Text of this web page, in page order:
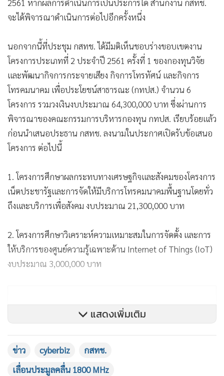
2561 หากผลการดำเนินการเป็นประการใด สำนักงาน กสทช.
จะได้พิจารณาดำเนินการต่อไปอีกครั้งหนึ่ง
นอกจากนี้ที่ประชุม กสทช. ได้มีมติเห็นชอบร่างขอบเขตงาน
โครงการประเภทที่ 2 ประจำปี 2561 ครั้งที่ 1 ของกองทุนวิจัย
และพัฒนากิจการกระจายเสียง กิจการโทรทัศน์ และกิจการ
โทรคมนาคม เพื่อประโยชน์สาธารณะ (กทปส.) จำนวน 6
โครงการ รวมวงเงินงบประมาณ 64,300,000 บาท ซึ่งผ่านการ
พิจารณาของคณะกรรมการบริหารกองทุน กทปส. เรียบร้อยแล้ว
ก่อนนำเสนอประธาน กสทช. ลงนามในประกาศเปิดรับข้อเสนอ
โครงการ ต่อไปนี้
1. โครงการศึกษาผลกระทบทางเศรษฐกิจและสังคมของโครงการ
เน็ตประชารัฐและการจัดให้มีบริการโทรคมนาคมพื้นฐานโดยทั่ว
ถึงและบริการเพื่อสังคม งบประมาณ 21,300,000 บาท
2. โครงการศึกษาวิเคราะห์ความเหมาะสมในการจัดตั้ง และการ
ให้บริการของศูนย์ความรู้เฉพาะด้าน Internet of Things (IoT)
งบประมาณ 3,000,000 บาท
แสดงเพิ่มเติม
ข่าว cyberbiz
กสทช.
เลื่อนประมูลคลื่น 1800 MHz